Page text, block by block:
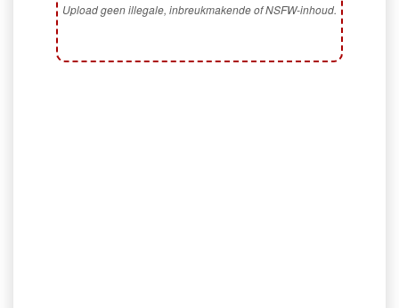
Upload geen illegale, inbreukmakende of NSFW-inhoud.